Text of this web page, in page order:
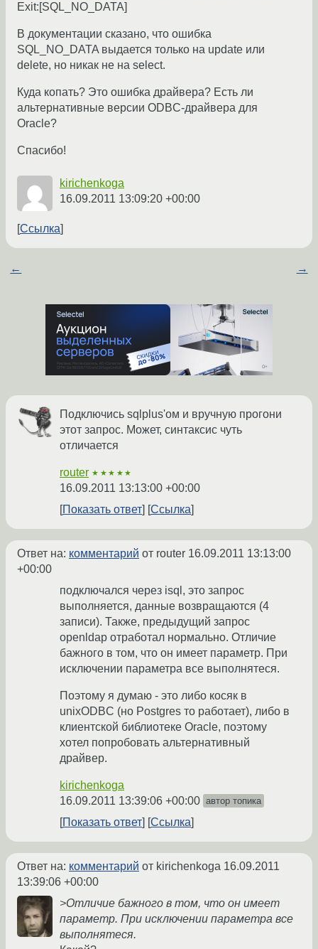
Exit:[SQL_NO_DATA]
В документации сказано, что ошибка
SQL_NO_DATA выдается только на update или
delete, но никак не на select.
Куда копать? Это ошибка драйвера? Есть ли
альтернативные версии ODBC-драйвера для
Oracle?
Спасибо!
kirichenkoga
16.09.2011 13:09:20 +00:00
Ссылка
← →
Подключись sqlplus'ом и вручную прогони
этот запрос. Может, синтаксис чуть
отличается
router ★★★★★
16.09.2011 13:13:00 +00:00
Показать ответ
Ссылка
Ответ на: комментарий от router 16.09.2011 13:13:00
+00:00
подключался через isql, это запрос
выполняется, данные возвращаются (4
записи). Также, предыдущий запрос
openldap отработал нормально. Отличие
бажного в том, что он имеет параметр. При
исключении параметра все выполнятеся.
Поэтому я думаю - это либо косяк в
unixODBC (но Postgres то работает), либо в
клиентской библиотеке Oracle, поэтому
хотел попробовать альтернативный
драйвер.
kirichenkoga
16.09.2011 13:39:06 +00:00 автор топика
Показать ответ Ссылка
Ответ на: комментарий от kirichenkoga 16.09.2011
13:39:06 +00:00
>Отличие бажного в том, что он имеет
параметр. При исключении параметра все
выполнятеся.